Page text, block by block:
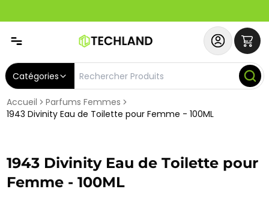
Catégories
Accueil
Parfums Femmes
1943 Divinity Eau de Toilette pour Femme - 100ML
1943 Divinity Eau de Toilette pour
Femme - 100ML